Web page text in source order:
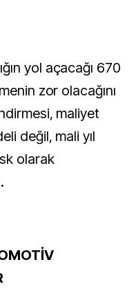
yol açacağı 670
zor olacağını
maliyet
değil, mali yıl
olarak